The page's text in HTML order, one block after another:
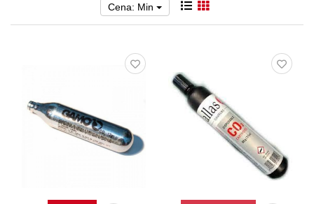
Cena: Min